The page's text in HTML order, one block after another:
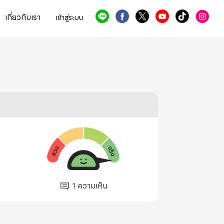
เกี่ยวกับเรา เข้าสู่ระบบ
1 ความเห็น